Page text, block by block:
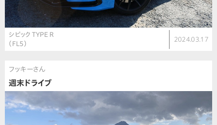
シビック TYPE R
（FL5）
2024.03.17
フッキーさん
週末ドライブ